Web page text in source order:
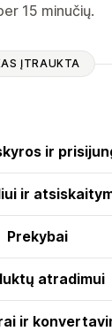
15 minučių.
ĮTRAUKTA
ir
ir
Prekybai
atradimui
ir